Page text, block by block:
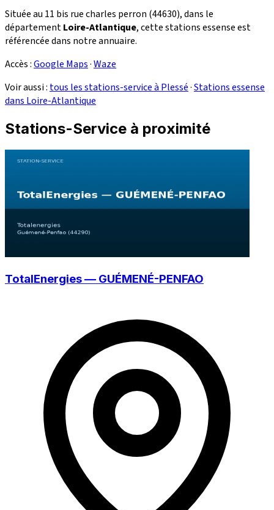
Située au 11 bis rue charles perron (44630), dans le
départementLoire-Atlantique, cette stations essense est
référencée dans notre annuaire.
Accès :Google Maps·Waze
Voir aussi : tous les stations-service à Plessé·Stations essense
dans Loire-Atlantique
Stations-Service à proximité
TotalEnergies — GUÉMENÉ-PENFAO